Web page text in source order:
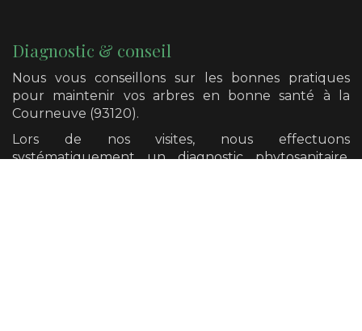
Diagnostic & conseil
Nous vous conseillons sur les bonnes pratiques
pour maintenir vos arbres en bonne santé à la
Courneuve (93120).
Lors de nos visites, nous effectuons
systématiquement un diagnostic phytosanitaire,